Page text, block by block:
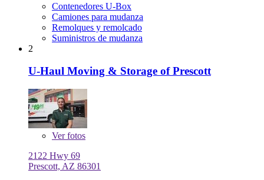
Contenedores U-Box
Camiones para mudanza
Remolques y remolcado
Suministros de mudanza
2
U-Haul Moving & Storage of Prescott
Verfotos
2122 Hwy 69
Prescott, AZ 86301